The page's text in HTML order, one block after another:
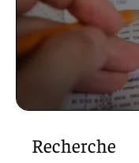
Recherche